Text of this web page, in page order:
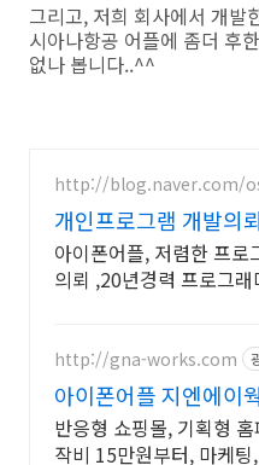
그리고, 저희 회사에서 개발
시아나항공 어플에 좀더 후
없나 봅니다..^^
http://blog.naver.com/
개인프로그램 개발의
아이폰어플, 저렴한 프로
의뢰 ,20년경력 프로그래
http://gna-works.com
아이폰어플 지엔에이
비용 최저 15만원부터!
반응형 쇼핑몰, 기획형
작비 15만원부터, 마케팅